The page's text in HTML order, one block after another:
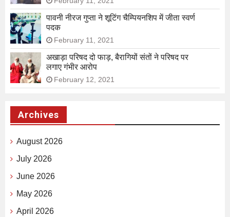
पावनी नीरज गुप्ता ने शूटिंग चैम्पियनशिप में जीता स्वर्ण
पदक
February 11, 2021
अखाड़ा परिषद दो फाड़, बैरागियों संतों ने परिषद पर
लगाए गंभीर आरोप
February 12, 2021
Archives
August 2026
July 2026
June 2026
May 2026
April 2026